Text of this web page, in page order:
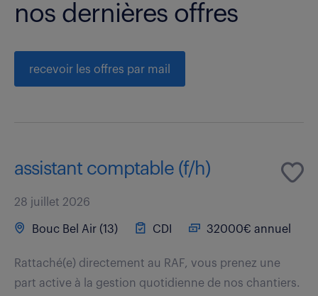
nos dernières offres
recevoir les offres par mail
assistant comptable (f/h)
28 juillet 2026
Bouc Bel Air (13) CDI 32000€ annuel
Rattaché(e) directement au RAF, vous prenez une
part active à la gestion quotidienne de nos chantiers.